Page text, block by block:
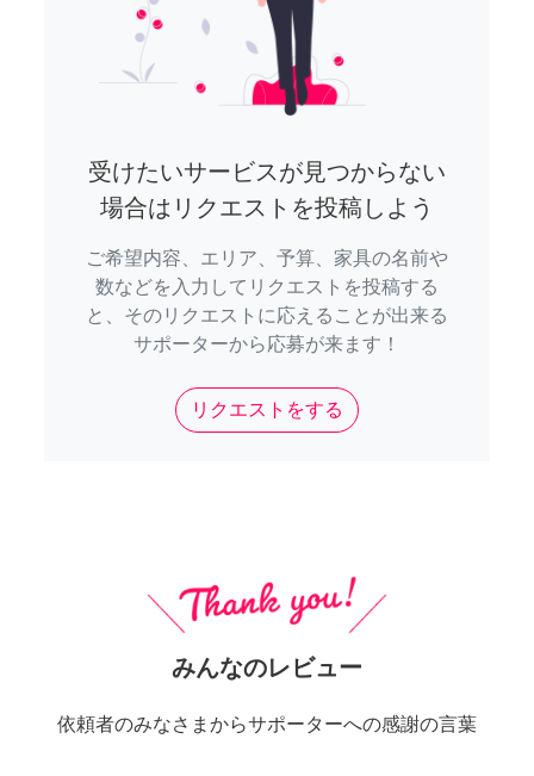
受けたいサービスが見つからない
場合はリクエストを投稿しよう
ご希望内容、エリア、予算、家具の名前や
数などを入力してリクエストを投稿する
と、そのリクエストに応えることが出来る
サポーターから応募が来ます！
リクエストをする
みんなのレビュー
依頼者のみなさまからサポーターへの感謝の言葉